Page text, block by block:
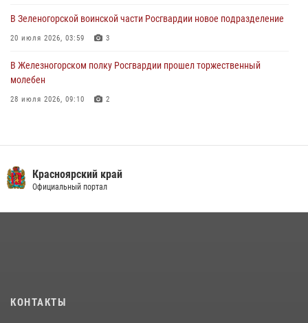
В Зеленогорской воинской части Росгвардии новое подразделение
20 июля 2026, 03:59 3
В Железногорском полку Росгвардии прошел торжественный
молебен
28 июля 2026, 09:10 2
10 июля 2026, 06:18 4
Военнослужащие Росгвардии железногорской воинской части
Росгвардии получили штатное вооружение
10 июля 2026, 06:21
Красноярский край
Официальный портал
КОНТАКТЫ